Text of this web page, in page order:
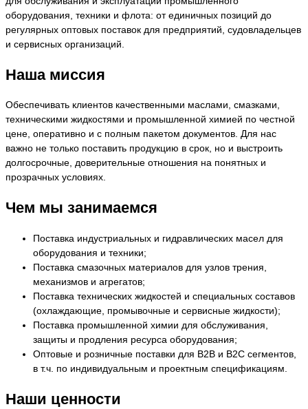
оборудования, техники и флота: от единичных позиций до
регулярных оптовых поставок для предприятий, судовладельцев
и сервисных организаций.
Наша миссия
Обеспечивать клиентов качественными маслами, смазками,
техническими жидкостями и промышленной химией по честной
цене, оперативно и с полным пакетом документов. Для нас
важно не только поставить продукцию в срок, но и выстроить
долгосрочные, доверительные отношения на понятных и
прозрачных условиях.
Чем мы занимаемся
Поставка индустриальных и гидравлических масел для
оборудования и техники;
Поставка смазочных материалов для узлов трения,
механизмов и агрегатов;
Поставка технических жидкостей и специальных составов
(охлаждающие, промывочные и сервисные жидкости);
Поставка промышленной химии для обслуживания,
защиты и продления ресурса оборудования;
Оптовые и розничные поставки для B2B и B2C сегментов,
в т.ч. по индивидуальным и проектным спецификациям.
Наши ценности